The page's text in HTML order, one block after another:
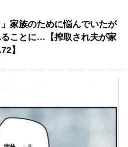
」家族のために悩んでいたが
ことに…【搾取され夫が家
】